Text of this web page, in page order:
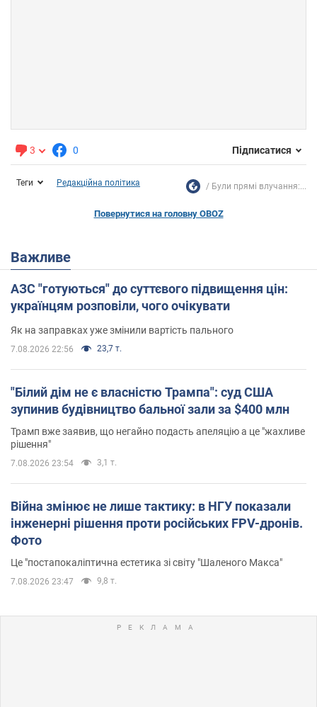
3 0 Підписатися
Теги Редакційна політика Були прямі влучання:...
Повернутися на головну OBOZ
Важливе
АЗС "готуються" до суттєвого підвищення цін:
українцям розповіли, чого очікувати
Як на заправках уже змінили вартість пального
7.08.2026 22:56 23,7 т.
"Білий дім не є власністю Трампа": суд США
зупинив будівництво бальної зали за $400 млн
Трамп вже заявив, що негайно подасть апеляцію а це "жахливе
рішення"
7.08.2026 23:54 3,1 т.
Війна змінює не лише тактику: в НГУ показали
інженерні рішення проти російських FPV-дронів.
Фото
Це "постапокаліптична естетика зі світу "Шаленого Макса"
7.08.2026 23:47 9,8 т.